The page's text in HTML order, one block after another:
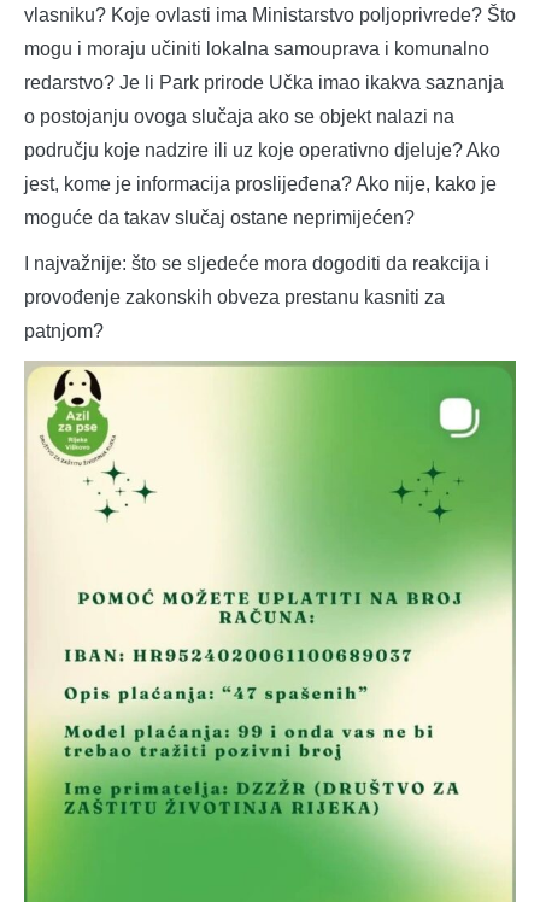
vlasniku? Koje ovlasti ima Ministarstvo poljoprivrede? Što
mogu i moraju učiniti lokalna samouprava i komunalno
redarstvo? Je li Park prirode Učka imao ikakva saznanja
o postojanju ovoga slučaja ako se objekt nalazi na
području koje nadzire ili uz koje operativno djeluje? Ako
jest, kome je informacija proslijeđena? Ako nije, kako je
moguće da takav slučaj ostane neprimijećen?
I najvažnije: što se sljedeće mora dogoditi da reakcija i
provođenje zakonskih obveza prestanu kasniti za
patnjom?